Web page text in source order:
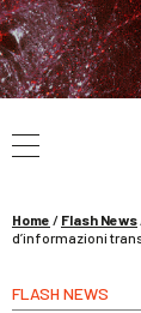
La
Home / Flash News
d’informazioni
FLASH NEWS